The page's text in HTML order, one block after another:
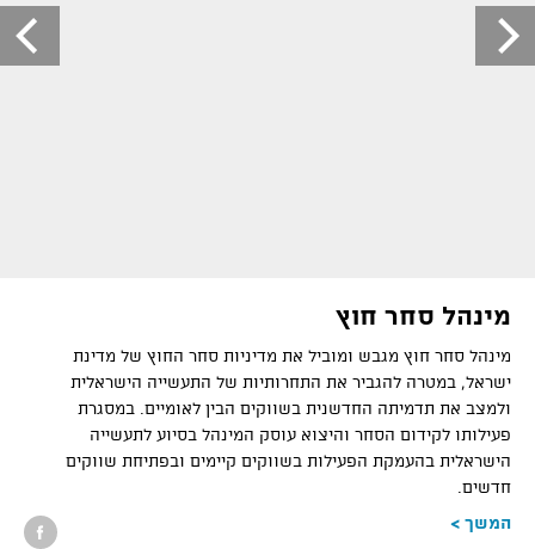
מינהל סחר חוץ
מינהל סחר חוץ מגבש ומוביל את מדיניות סחר החוץ של מדינת
ישראל, במטרה להגביר את התחרותיות של התעשייה הישראלית
ולמצב את תדמיתה החדשנית בשווקים הבין לאומיים. במסגרת
פעילותו לקידום הסחר והיצוא עוסק המינהל בסיוע לתעשייה
הישראלית בהעמקת הפעילות בשווקים קיימים ובפתיחת שווקים
חדשים.
המשך